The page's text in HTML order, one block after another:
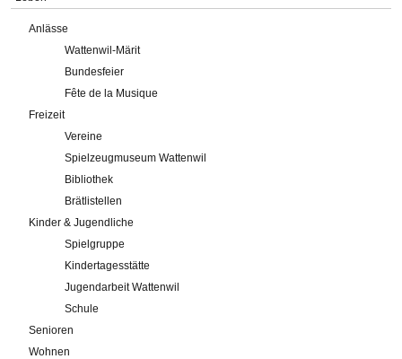
Anlässe
Wattenwil-Märit
Bundesfeier
Fête de la Musique
Freizeit
Vereine
Spielzeugmuseum Wattenwil
Bibliothek
Brätlistellen
Kinder & Jugendliche
Spielgruppe
Kindertagesstätte
Jugendarbeit Wattenwil
Schule
Senioren
Wohnen